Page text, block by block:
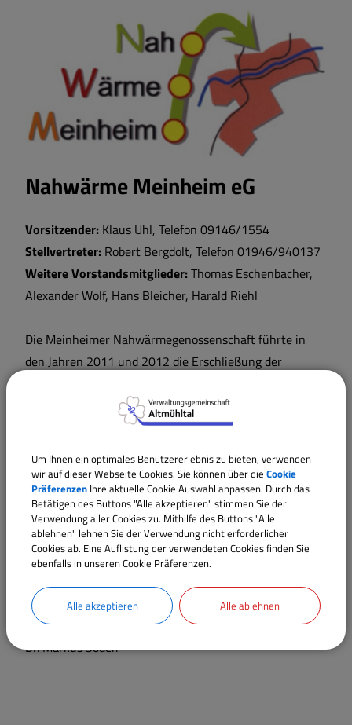
Sport und Freizeit
Satzungen und Verordnungen
Sehenswertes
Breitbandversorgung
Wärmeplanung
Nahwärme Meinheim eG
Vorsitzender: Klaus Uhl, Telefon 09146/1554
Stellvertreter: Robert Bergdolt, Telefon 01946/940137
Weitere Vorstandsmitglieder:Thomas Eschenbacher,
Alexander Wolf, Hans Bleicher, Harald Riehl
Die Meinheimer Nahwärmegenossenschaft führte in
den Jahren 2011 und 2012 die Erschließung der
Genossen haben sich beteiligt und heizen heute ihre
Häuser mit der Wärme, die durch zwei der drei
Im Jahr 2013 wurde zur Einweihung ein großes Fest
gefeiert. Es wurde ein Bierzelt aufgestellt, ein Markt mit
regionalen Produkten, Kunsthandwerkern und
Direktvermarktern geboten sowie ein bunter Abend mit
abgehalten. Als Höhepunkt erfolgte der Startschuss für
das Nahwärmenetz. Die Festrede hielt Staatsminister
Dr. Markus Söder.
Um Ihnen ein optimales Benutzererlebnis zu bieten, verwenden
wir auf dieser Webseite Cookies. Sie können über die Cookie
Präferenzen Ihre aktuelle Cookie Auswahl anpassen. Durch das
Betätigen des Buttons "Alle akzeptieren" stimmen Sie der
Verwendung aller Cookies zu. Mithilfe des Buttons "Alle
ablehnen" lehnen Sie der Verwendung nicht erforderlicher
Cookies ab. Eine Auflistung der verwendeten Cookies finden Sie
ebenfalls in unseren Cookie Präferenzen.
Alle akzeptieren Alle ablehnen